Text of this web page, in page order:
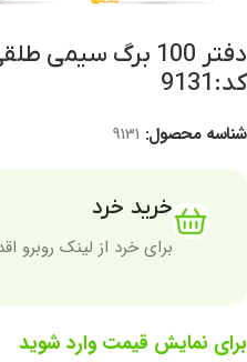
دفتر 100 برگ
کد:9131
شناسه محصول: 9131
خرید خرد
برای خرد از لینک روبرو
برای نمایش قیمت وارد شوید